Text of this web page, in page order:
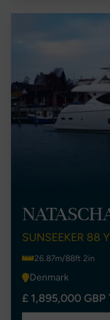
SUNSEEKER 88
26.87m/88ft 2in
Denmark
£ 1,895,000 GBP